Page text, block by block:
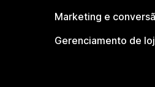
Marketing e
Gerenciamento de